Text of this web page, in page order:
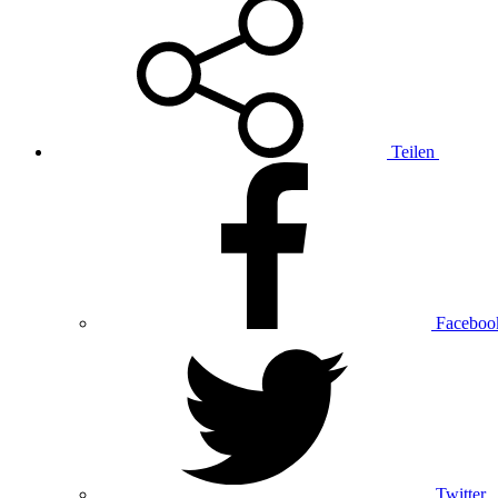
Teilen
Twitter